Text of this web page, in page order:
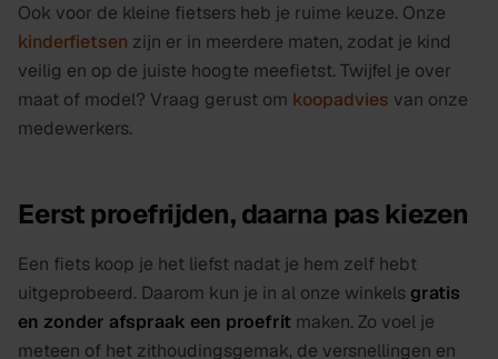
Ook voor de kleine fietsers heb je ruime keuze. Onze
kinderfietsen zijn er in meerdere maten, zodat je kind
veilig en op de juiste hoogte meefietst. Twijfel je over
maat of model? Vraag gerust om koopadvies van onze
medewerkers.
Eerst proefrijden, daarna pas kiezen
Een fiets koop je het liefst nadat je hem zelf hebt
uitgeprobeerd. Daarom kun je in al onze winkels gratis
en zonder afspraak een proefrit maken. Zo voel je
meteen of het zithoudingsgemak, de versnellingen en